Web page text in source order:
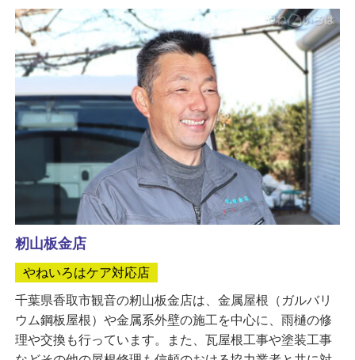
籾山板金店
やねいろはケア対応店
千葉県香取市観音の籾山板金店は、金属屋根（ガルバリ
ウム鋼板屋根）や金属系外壁の施工を中心に、雨樋の修
理や交換も行っています。また、瓦屋根工事や塗装工事